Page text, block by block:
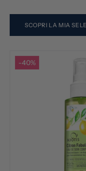
SCOPRI LA MIA
-40%